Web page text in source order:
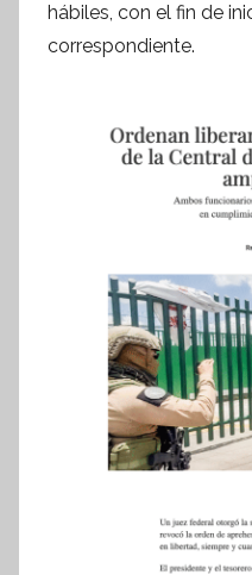
hábiles, con el fin de
correspondiente.